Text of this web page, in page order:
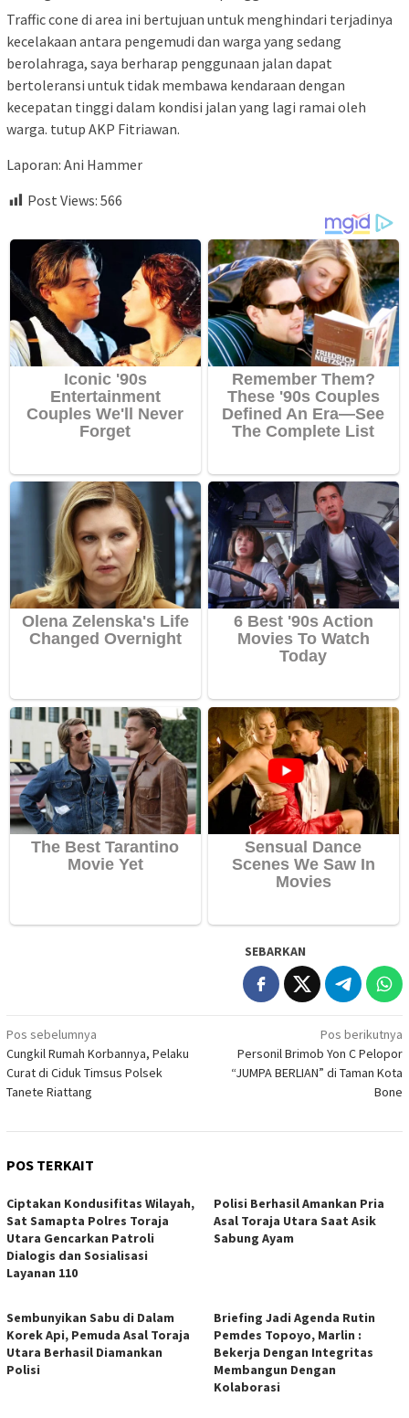
Traffic cone di area ini bertujuan untuk menghindari terjadinya
kecelakaan antara pengemudi dan warga yang sedang
berolahraga, saya berharap penggunaan jalan dapat
bertoleransi untuk tidak membawa kendaraan dengan
kecepatan tinggi dalam kondisi jalan yang lagi ramai oleh
warga. tutup AKP Fitriawan.
Laporan: Ani Hammer
Post Views: 566
SEBARKAN
Navigasi
pos
Pos sebelumnya
Cungkil Rumah Korbannya, Pelaku
Curat di Ciduk Timsus Polsek
Tanete Riattang
Pos berikutnya
Personil Brimob Yon C Pelopor
“JUMPA BERLIAN” di Taman Kota
Bone
POS TERKAIT
Ciptakan Kondusifitas Wilayah,
Sat Samapta Polres Toraja
Utara Gencarkan Patroli
Dialogis dan Sosialisasi
Layanan 110
Polisi Berhasil Amankan Pria
Asal Toraja Utara Saat Asik
Sabung Ayam
Sembunyikan Sabu di Dalam
Korek Api, Pemuda Asal Toraja
Utara Berhasil Diamankan
Polisi
Briefing Jadi Agenda Rutin
Pemdes Topoyo, Marlin :
Bekerja Dengan Integritas
Membangun Dengan
Kolaborasi